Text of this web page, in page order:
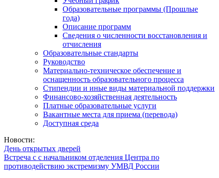
Образовательные программы (Прошлые
года)
Описание программ
Сведения о численности восстановления и
отчисления
Образовательные стандарты
Руководство
Материально-техническое обеспечение и
оснащенность образовательного процесса
Стипендии и иные виды материальной поддержки
Финансово-хозяйственная деятельность
Платные образовательные услуги
Вакантные места для приема (перевода)
Доступная среда
Новости:
День открытых дверей
Встреча с с начальником отделения Центра по
противодействию экстремизму УМВД России